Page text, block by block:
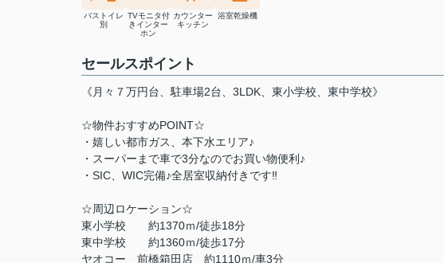
バストイレ
別
TVモニタ付
きインター
ホン
カウンター
キッチン
浴室乾燥機
セールスポイント
《月々７万円台、駐車場2台、3LDK、東小学校、東中学校》
☆物件おすすめPOINT☆
・嬉しい都市ガス、本下水エリア♪
・スーパーまで車で3分なのでお買い物便利♪
・SIC、WIC完備♪全居室収納付きです‼
☆周辺ロケーション☆
東小学校 約1370ｍ/徒歩18分
東中学校 約1360ｍ/徒歩17分
ヤオコー 前橋箱田店 約1110ｍ/車3分